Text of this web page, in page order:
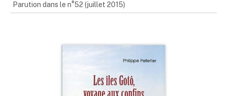
Parution dans le n°52 (juillet 2015)